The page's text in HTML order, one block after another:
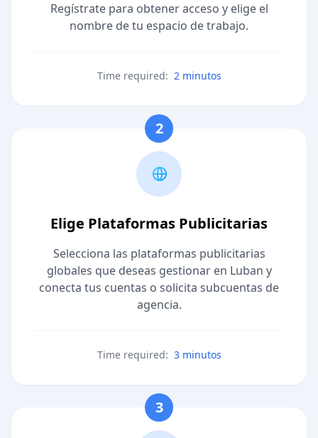
Regístrate para obtener acceso y elige el
nombre de tu espacio de trabajo.
Time required: 2 minutos
2
Elige Plataformas Publicitarias
Selecciona las plataformas publicitarias
globales que deseas gestionar en Luban y
conecta tus cuentas o solicita subcuentas de
agencia.
Time required: 3 minutos
3